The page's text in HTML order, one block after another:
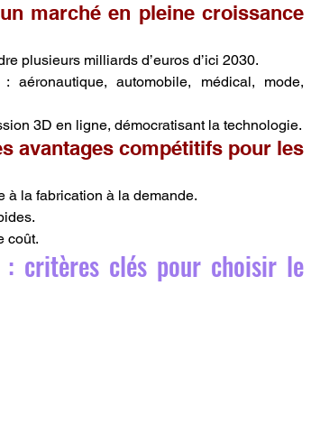
marché en pleine croissance
plusieurs milliards d’euros d’ici 2030.
automobile, médical, mode,
3D en ligne, démocratisant la technologie.
avantages compétitifs pour les
à la fabrication à la demande.
coût.
: critères clés pour choisir le